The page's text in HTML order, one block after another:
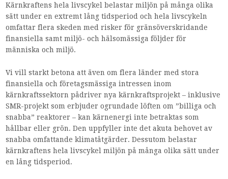
Kärnkraftens hela livscykel belastar miljön på många olika
sätt under en extremt lång tidsperiod och hela livscykeln
omfattar flera skeden med risker för gränsöverskridande
finansiella samt miljö- och hälsomässiga följder för
människa och miljö.
Vi vill starkt betona att även om flera länder med stora
finansiella och företagsmässiga intressen inom
kärnkraftssektorn pådriver nya kärnkraftsprojekt – inklusive
SMR-projekt som erbjuder ogrundade löften om ”billiga och
snabba” reaktorer – kan kärnenergi inte betraktas som
hållbar eller grön. Den uppfyller inte det akuta behovet av
snabba omfattande klimatåtgärder. Dessutom belastar
kärnkraftens hela livscykel miljön på många olika sätt under
en lång tidsperiod.